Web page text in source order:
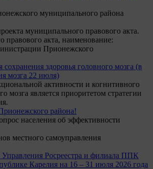
муниципального района
муниципального правового акта.
правового акта, наименование:
Прионежского
здоровья головного мозга (в
мозга 22 июля)
активности и когнитивного
мозга является приоритетом стратегии
района!
населения об эффективности
местного самоуправления
Росреестра и филиала ППК
Карелия на 16 – 31 июля 2026 года